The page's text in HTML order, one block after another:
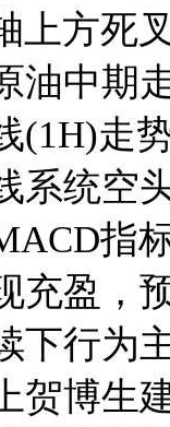
上方死
油中期
(1H)走
系统空
指
充盈，
下行为
贺博生